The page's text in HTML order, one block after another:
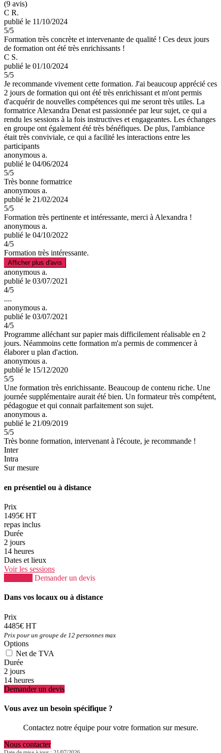
(9 avis)
C R.
publié le 11/10/2024
5/5
Formation très concrète et intervenante de qualité ! Ces deux jours
de formation ont été très enrichissants !
C S.
publié le 01/10/2024
5/5
Je recommande vivement cette formation. J'ai beaucoup apprécié ces
2 jours de formation qui ont été très enrichissant et m'ont permis
d'acquérir de nouvelles compétences qui me seront très utiles. La
formatrice Alexandra Denat est passionnée par leur sujet, ce qui a
rendu les sessions à la fois instructives et engageantes. Les échanges
en groupe ont également été très bénéfiques. De plus, l'ambiance
était très conviviale, ce qui a facilité les interactions entre les
participants
anonymous a.
publié le 04/06/2024
5/5
Très bonne formatrice
anonymous a.
publié le 21/02/2024
5/5
Formation très pertinente et intéressante, merci à Alexandra !
anonymous a.
publié le 04/10/2022
4/5
Formation très intéressante.
Afficher plus d'avis
anonymous a.
publié le 03/07/2021
4/5
....
anonymous a.
publié le 03/07/2021
4/5
Programme alléchant sur papier mais difficilement réalisable en 2
jours. Néammoins cette formation m'a permis de commencer à
élaborer u plan d'action.
anonymous a.
publié le 15/12/2020
5/5
Une formation très enrichissante. Beaucoup de contenu riche. Une
journée supplémentaire aurait été bien. Un formateur très compétent,
pédagogue et qui connait parfaitement son sujet.
anonymous a.
publié le 21/09/2019
5/5
Très bonne formation, intervenant à l'écoute, je recommande !
Inter
Intra
Sur mesure
en présentiel ou à distance
Prix
1495€ HT
repas inclus
Durée
2 jours
14 heures
Dates et lieux
Voir les sessions
Demander un devis
Dans vos locaux ou à distance
Prix
4485€ HT
Prix pour un groupe de 12 personnes max
Options
Net de TVA
Durée
2 jours
14 heures
Demander un devis
Vous avez un besoin spécifique ?
Contactez notre équipe pour votre formation sur mesure.
Nous contacter